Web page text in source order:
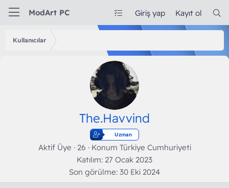
ModArt PC Giriş yap Kayıt ol
Kullanıcılar
The.Havvind
Uzman
Aktif Üye ·26 ·Konum Türkiye Cumhuriyeti
Katılım 27 Ocak 2023
Son görülme 30 Eki 2024